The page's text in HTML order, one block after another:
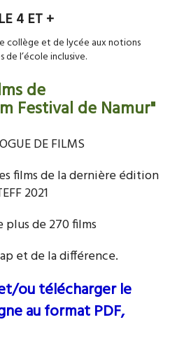
4 ET +
collège et de lycée aux notions
l’école inclusive.
de
Festival de Namur"
DE FILMS
films de la dernière édition
2021
plus de 270 films
et de la différence.
ou télécharger le
au format PDF,